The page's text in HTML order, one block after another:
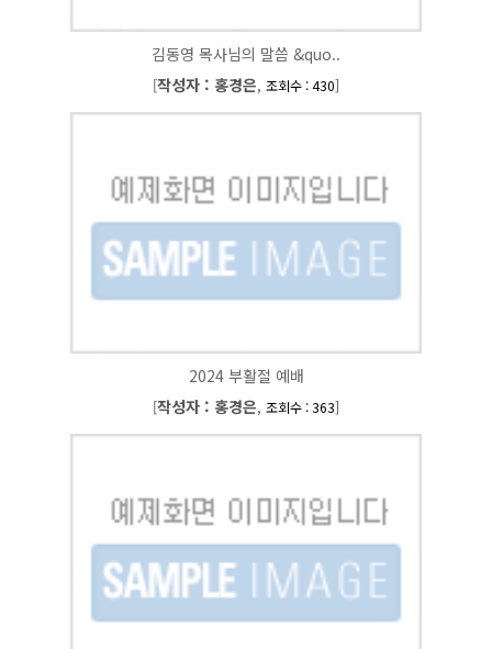
김동영 목사님의 말씀 &quo..
[작성자 : 홍경은, 조회수 : 430]
2024 부활절 예배
[작성자 : 홍경은, 조회수 : 363]